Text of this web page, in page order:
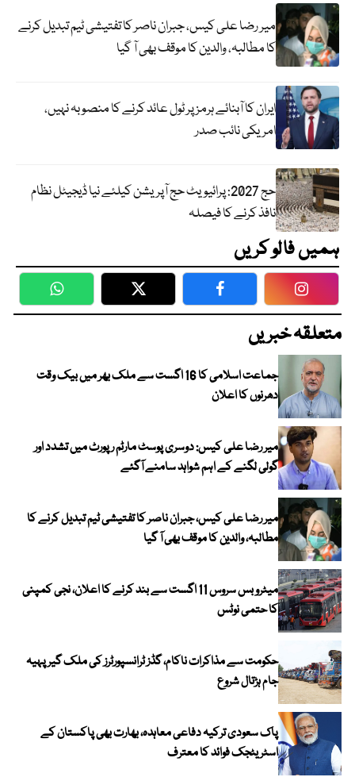
میر رضا علی کیس، جبران ناصر کا تفتیشی ٹیم تبدیل کرنے
کا مطالبہ، والدین کا موقف بھی آ گیا
ایران کا آبنائے ہرمز پر ٹول عائد کرنے کا منصوبہ نہیں،
امریکی نائب صدر
حج 2027: پرائیویٹ حج آپریشن کیلئے نیا ڈیجیٹل نظام
نافذ کرنے کا فیصلہ
ہمیں فالو کریں
WhatsApp Twitter Facebook
متعلقہ خبریں
جماعت اسلامی کا 16 اگست سے ملک بھر میں بیک وقت
دھرنوں کا اعلان
میر رضا علی کیس: دوسری پوسٹ مارٹم رپورٹ میں تشدد اور
گولی لگنے کے اہم شواہد سامنے آگئے
میر رضا علی کیس، جبران ناصر کا تفتیشی ٹیم تبدیل کرنے کا
مطالبہ، والدین کا موقف بھی آ گیا
میٹرو بس سروس 11 اگست سے بند کرنے کا اعلان، نجی کمپنی
کا حتمی نوٹس
حکومت سے مذاکرات ناکام، گڈز ٹرانسپورٹرز کی ملک گیر پہیہ
جام ہڑتال شروع
پاک سعودی ترکیہ دفاعی معاہدہ، بھارت بھی پاکستان کے
اسٹریٹجک فوائد کا معترف